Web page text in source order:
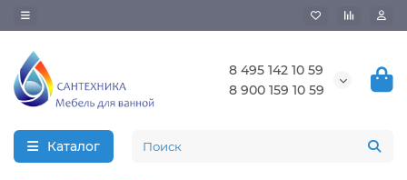
8 495 142 10 59
8 900 159 10 59
Каталог